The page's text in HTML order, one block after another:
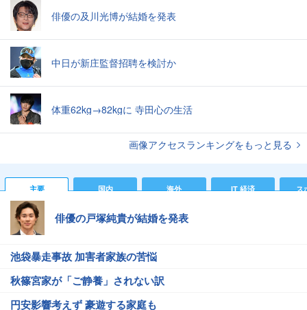
俳優の及川光博が結婚を発表
中日が新庄監督招聘を検討か
体重62kg→82kgに 寺田心の生活
画像アクセスランキングをもっと見る
主要 国内 海外 IT 経済 ス
俳優の戸塚純貴が結婚を発表
池袋暴走事故 加害者家族の苦悩
秋篠宮家が「ご静養」されない訳
円安影響考えず 豪遊する家庭も